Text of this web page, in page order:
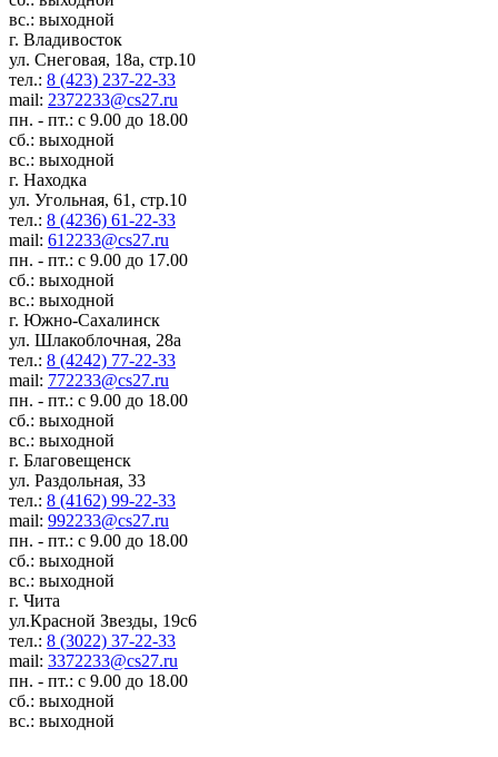
вс.: выходной
г. Владивосток
ул. Снеговая, 18а, стр.10
тел.: 8 (423) 237-22-33
mail: 2372233@cs27.ru
пн. - пт.: с 9.00 до 18.00
сб.: выходной
вс.: выходной
г. Находка
ул. Угольная, 61, стр.10
тел.: 8 (4236) 61-22-33
mail: 612233@cs27.ru
пн. - пт.: с 9.00 до 17.00
сб.: выходной
вс.: выходной
г. Южно-Сахалинск
ул. Шлакоблочная, 28а
тел.: 8 (4242) 77-22-33
mail: 772233@cs27.ru
пн. - пт.: с 9.00 до 18.00
сб.: выходной
вс.: выходной
г. Благовещенск
ул. Раздольная, 33
тел.: 8 (4162) 99-22-33
mail: 992233@cs27.ru
пн. - пт.: с 9.00 до 18.00
сб.: выходной
вс.: выходной
г. Чита
ул.Красной Звезды, 19с6
тел.: 8 (3022) 37-22-33
mail: 3372233@cs27.ru
пн. - пт.: с 9.00 до 18.00
сб.: выходной
вс.: выходной